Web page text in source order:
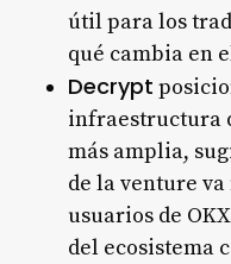
útil para los
qué cambia en
Decrypt
infraestructura
más amplia,
de la venture va
usuarios de
del ecosistema